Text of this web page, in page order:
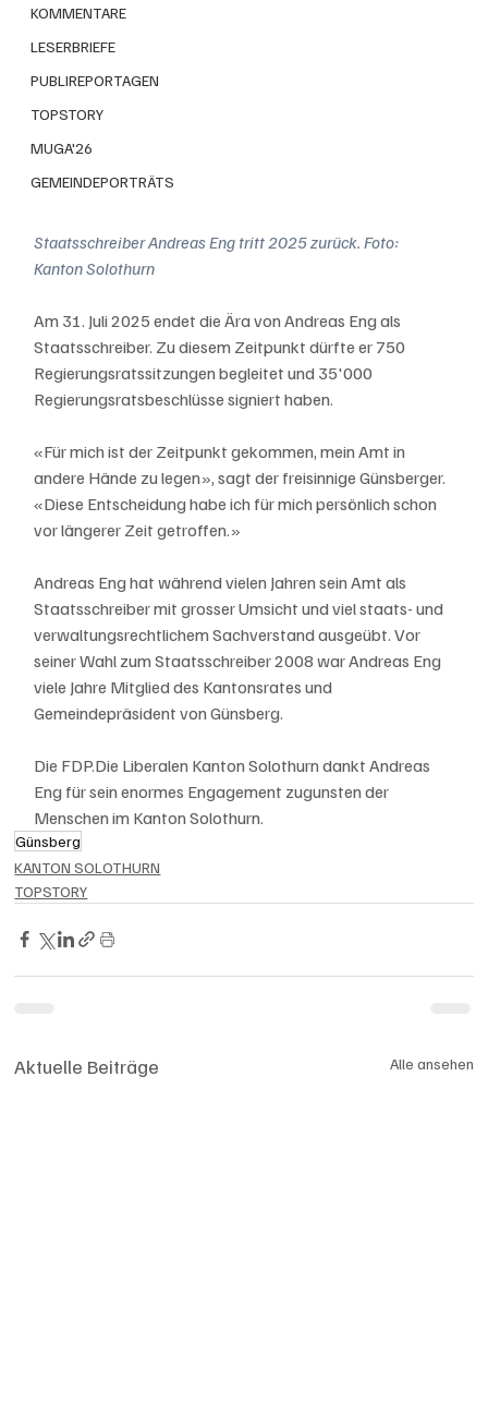
KOMMENTARE
LESERBRIEFE
PUBLIREPORTAGEN
TOPSTORY
MUGA'26
GEMEINDEPORTRÄTS
Staatsschreiber Andreas Eng tritt 2025 zurück. Foto:
Kanton Solothurn
Am 31. Juli 2025 endet die Ära von Andreas Eng als
Staatsschreiber. Zu diesem Zeitpunkt dürfte er 750
Regierungsratssitzungen begleitet und 35'000
Regierungsratsbeschlüsse signiert haben.
«Für mich ist der Zeitpunkt gekommen, mein Amt in
andere Hände zu legen», sagt der freisinnige Günsberger.
«Diese Entscheidung habe ich für mich persönlich schon
vor längerer Zeit getroffen.»
Andreas Eng hat während vielen Jahren sein Amt als
Staatsschreiber mit grosser Umsicht und viel staats- und
verwaltungsrechtlichem Sachverstand ausgeübt. Vor
seiner Wahl zum Staatsschreiber 2008 war Andreas Eng
viele Jahre Mitglied des Kantonsrates und
Gemeindepräsident von Günsberg.
Die FDP.Die Liberalen Kanton Solothurn dankt Andreas
Eng für sein enormes Engagement zugunsten der
Menschen im Kanton Solothurn.
Günsberg
KANTON SOLOTHURN
TOPSTORY
Aktuelle Beiträge Alle ansehen